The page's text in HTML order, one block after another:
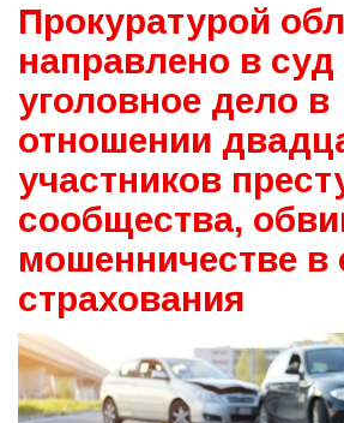
Прокуратурой
направлено в суд
уголовное дело в
отношении
участников
сообщества,
мошенничестве в
страхования